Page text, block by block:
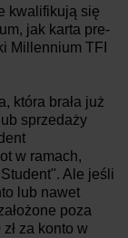
kwalifikują się
jak karta pre-
Millennium TFI
która brała już
sprzedaży
w ramach,
Ale jeśli
lub nawet
poza
za konto w